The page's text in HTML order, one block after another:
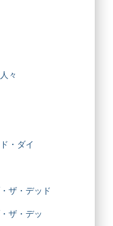
々
・ダイ
ザ・デッド
ザ・デッ